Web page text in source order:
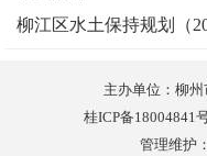
柳江区水土保持规划（
主办单位：柳
桂ICP备18004841
管理维护